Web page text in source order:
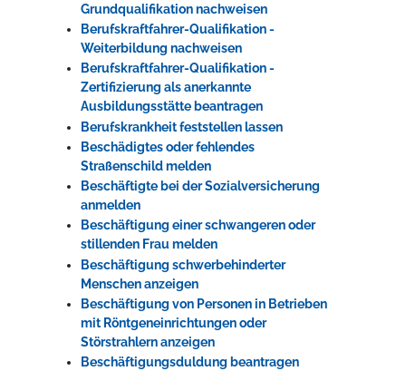
Grundqualifikation nachweisen
Berufskraftfahrer-Qualifikation -
Weiterbildung nachweisen
Berufskraftfahrer-Qualifikation -
Zertifizierung als anerkannte
Ausbildungsstätte beantragen
Berufskrankheit feststellen lassen
Beschädigtes oder fehlendes
Straßenschild melden
Beschäftigte bei der Sozialversicherung
anmelden
Beschäftigung einer schwangeren oder
stillenden Frau melden
Beschäftigung schwerbehinderter
Menschen anzeigen
Beschäftigung von Personen in Betrieben
mit Röntgeneinrichtungen oder
Störstrahlern anzeigen
Beschäftigungsduldung beantragen